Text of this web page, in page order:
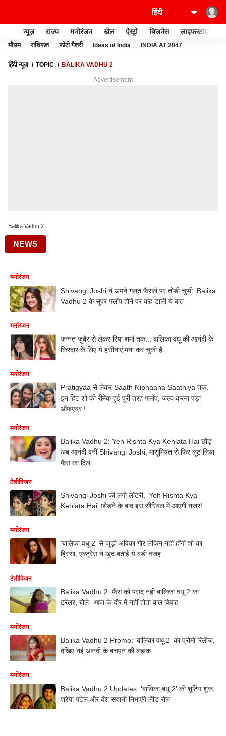
न्यूज़ राज्य मनोरंजन खेल ऐस्ट्रो बिजनेस लाइफस्टाइल
मौसम राशिफल फोटो गैलरी Ideas of India INDIA AT 2047
हिंदी न्यूज़ TOPIC BALIKA VADHU 2
Advertisement
Balika Vadhu 2
NEWS
मनोरंजन
Shivangi Joshi ने अपने गलत फैसले पर तोड़ी चुप्पी, Balika
Vadhu 2 के सुपर फ्लॉप होने पर कह डाली ये बात
मनोरंजन
जन्नत जुबैर से लेकर रिया शर्मा तक... बालिका वधू की आनंदी के
किरदार के लिए ये हसीनाएं मना कर चुकी हैं
मनोरंजन
Pratigyaa से लेकर Saath Nibhaana Saathiya तक,
इन हिट शो की रीमेक हुई पूरी तरह फ्लॉप, जल्द करना पड़ा
ऑफएयर !
मनोरंजन
Balika Vadhu 2: Yeh Rishta Kya Kehlata Hai छोड़
अब आनंदी बनीं Shivangi Joshi, मासूमियत से फिर लूट लिया
फैंस का दिल
टेलीविजन
Shivangi Joshi की लगी लॉटरी, 'Yeh Rishta Kya
Kehlata Hai' छोड़ने के बाद इस सीरियल में आएंगी नजर!
मनोरंजन
'बालिका वधू 2' से जुड़ी अविका गोर लेकिन नहीं होंगी शो का
हिस्सा, एक्ट्रेस ने खुद बताई ये बड़ी वजह
टेलीविजन
Balika Vadhu 2: फैंस को पसंद नहीं बालिका वधू 2 का
ट्रेलर, बोले- आज के दौर में नहीं होता बाल विवाह
मनोरंजन
Balika Vadhu 2 Promo: 'बालिका वधू 2' का प्रोमो रिलीज,
देखिए नई आनंदी के बचपन की लझक
मनोरंजन
Balika Vadhu 2 Updates: 'बालिका बधू 2' की शूटिंग शुरू,
श्रेया पटेल और वंश सयानी निभाएंगे लीड रोल